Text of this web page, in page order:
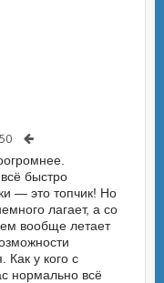
быстро
— это топчик! Но
лагает, а со
вообще летает
Как у кого с
нормально всё